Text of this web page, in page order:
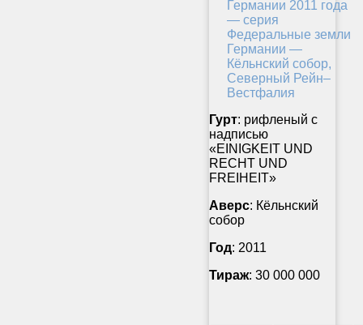
Гурт: рифленый с
надписью
«EINIGKEIT UND
RECHT UND
FREIHEIT»
Аверс: Кёльнский
собор
Год: 2011
Тираж: 30 000 000